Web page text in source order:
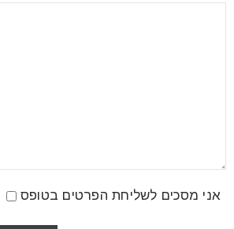
אני מסכים לשליחת הפרטים בטופס